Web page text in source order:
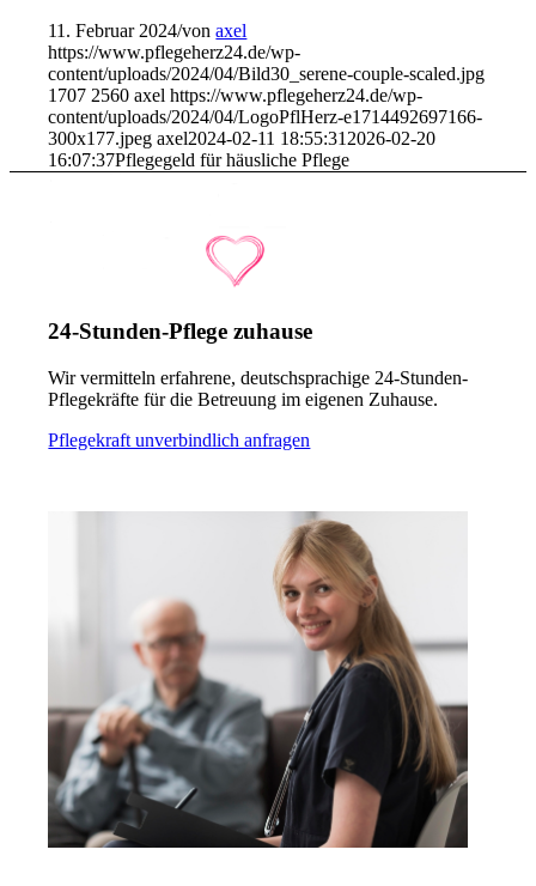
11. Februar 2024/vonaxel
https://www.pflegeherz24.de/wp-
content/uploads/2024/04/Bild30_serene-couple-scaled.jpg
1707 2560 axel https://www.pflegeherz24.de/wp-
content/uploads/2024/04/LogoPflHerz-e1714492697166-
300x177.jpeg axel2024-02-11 18:55:31 2026-02-20
16:07:37Pflegegeld für häusliche Pflege
24-Stunden-Pflege zuhause
Wir vermitteln erfahrene, deutschsprachige 24-Stunden-
Pflegekräfte für die Betreuung im eigenen Zuhause.
Pflegekraft unverbindlich anfragen